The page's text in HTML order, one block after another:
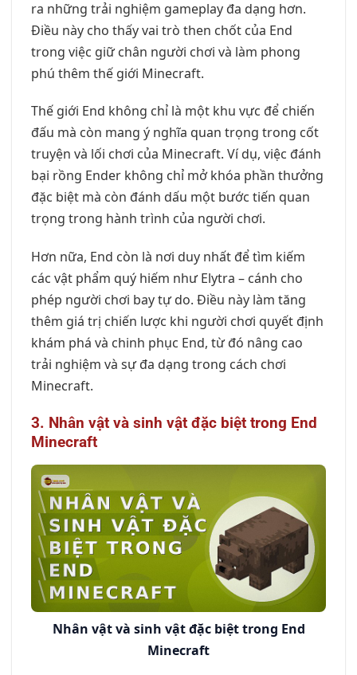
ra những trải nghiệm gameplay đa dạng hơn.
Điều này cho thấy vai trò then chốt của End
trong việc giữ chân người chơi và làm phong
phú thêm thế giới Minecraft.
Thế giới End không chỉ là một khu vực để chiến
đấu mà còn mang ý nghĩa quan trọng trong cốt
truyện và lối chơi của Minecraft. Ví dụ, việc đánh
bại rồng Ender không chỉ mở khóa phần thưởng
đặc biệt mà còn đánh dấu một bước tiến quan
trọng trong hành trình của người chơi.
Hơn nữa, End còn là nơi duy nhất để tìm kiếm
các vật phẩm quý hiếm như Elytra – cánh cho
phép người chơi bay tự do. Điều này làm tăng
thêm giá trị chiến lược khi người chơi quyết định
khám phá và chinh phục End, từ đó nâng cao
trải nghiệm và sự đa dạng trong cách chơi
Minecraft.
3. Nhân vật và sinh vật đặc biệt trong End
Minecraft
Nhân vật và sinh vật đặc biệt trong End
Minecraft